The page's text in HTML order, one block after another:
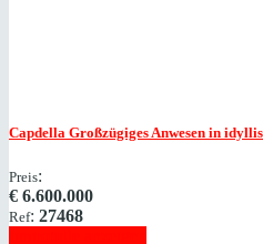
Capdella Großzügiges Anwesen in
Preis:
€ 6.600.000
Ref: 27468